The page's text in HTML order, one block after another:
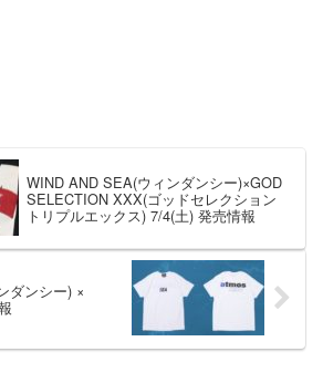
WIND AND SEA(ウィンダンシー)×GOD
SELECTION XXX(ゴッドセレクション
トリプルエックス) 7/4(土) 発売情報
ダンシー) ×